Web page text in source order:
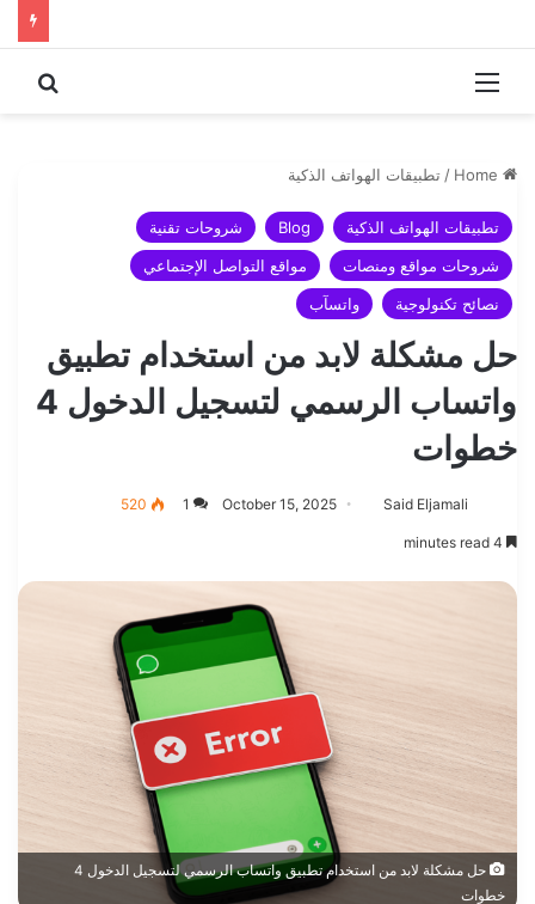
Menu
/ تطبيقات الهواتف الذكية
تطبيقات الهواتف الذكية Blog
شروحات تقنية
شروحات مواقع ومنصات
مواقع التواصل الإجتماعي
نصائح تكنولوجية
واتسآب
حل مشكلة لابد من استخدام تطبيق
واتساب الرسمي لتسجيل الدخول 4
خطوات
Said Eljamali
October 15, 2025
1
520
حل مشكلة لابد من استخدام تطبيق واتساب الرسمي لتسجيل الدخول 4
خطوات